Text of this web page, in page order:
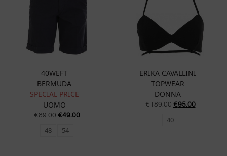
40WEFT
BERMUDA
SPECIAL PRICE
UOMO
€89.00 €49.00
48 54
ERIKA CAVALLINI
TOPWEAR
DONNA
€ 189.00 €95.00
40